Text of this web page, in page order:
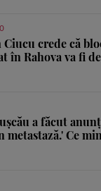
crede că
în Rahova va fi
a făcut
Ce